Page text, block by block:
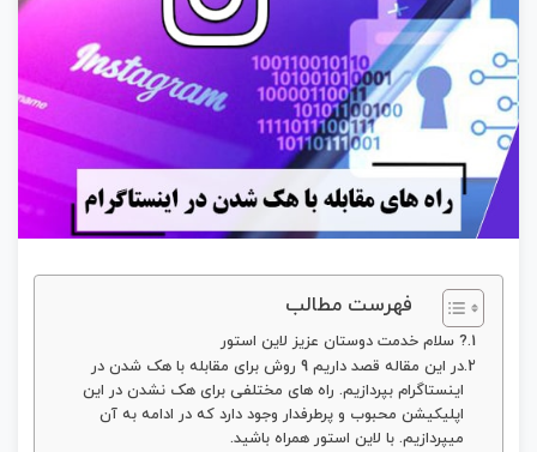
فهرست مطالب
? سلام خدمت دوستان عزیز لاین استور
در این مقاله قصد داریم 9 روش برای مقابله با هک شدن در
اینستاگرام بپردازیم. راه های مختلفی برای هک نشدن در این
اپلیکیشن محبوب و پرطرفدار وجود دارد که در ادامه به آن
میپردازیم. با لاین استور همراه باشید.